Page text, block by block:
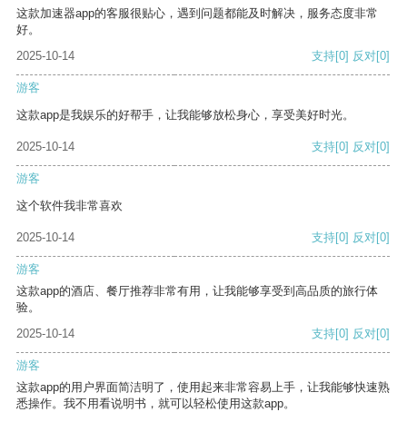
这款加速器app的客服很贴心，遇到问题都能及时解决，服务态度非常
好。
2025-10-14
支持[0] 反对[0]
游客
这款app是我娱乐的好帮手，让我能够放松身心，享受美好时光。
2025-10-14 支持[0] 反对[0]
游客
这个软件我非常喜欢
2025-10-14 支持[0] 反对[0]
游客
这款app的酒店、餐厅推荐非常有用，让我能够享受到高品质的旅行体
验。
2025-10-14
支持[0] 反对[0]
游客
这款app的用户界面简洁明了，使用起来非常容易上手，让我能够快速熟
悉操作。我不用看说明书，就可以轻松使用这款app。